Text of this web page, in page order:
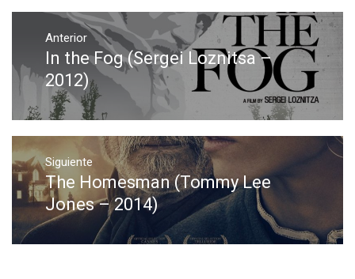
Navegación
entradas
Anterior
Entrada
anterior:
In the Fog (Sergei Loznitsa –
2012)
Siguiente
Entrada
siguiente:
The Homesman (Tommy Lee
Jones – 2014)